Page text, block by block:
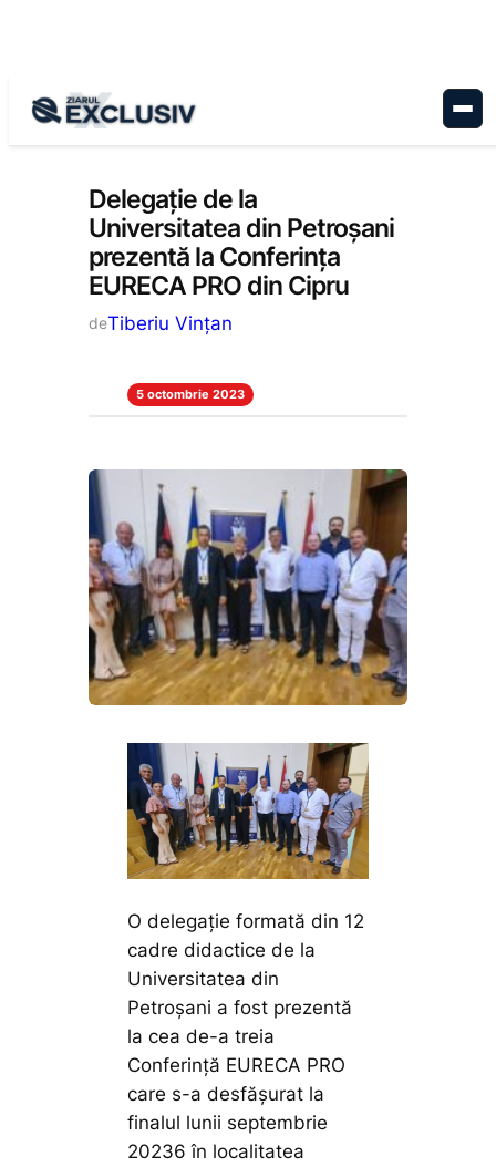
Educație, Stiri la zi
Delegație de la
Universitatea din Petroșani
prezentă la Conferința
EURECA PRO din Cipru
deTiberiu Vințan
5 octombrie 2023
O delegație formată din 12
cadre didactice de la
Universitatea din
Petroșani a fost prezentă
la cea de-a treia
Conferință EURECA PRO
care s-a desfășurat la
finalul lunii septembrie
20236 în localitatea